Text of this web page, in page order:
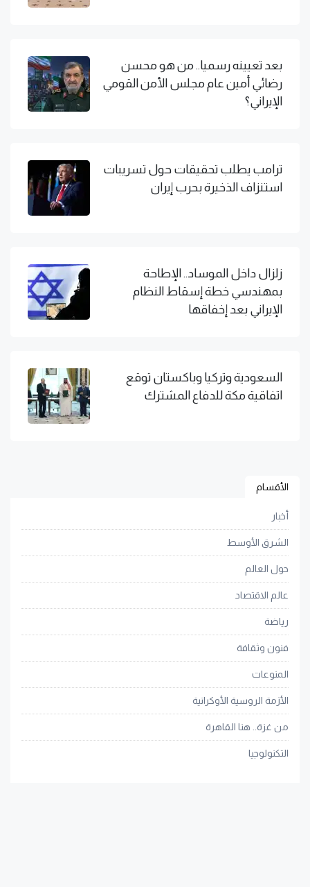
بعد تعيينه رسميا.. من هو محسن
رضائي أمين عام مجلس الأمن القومي
الإيراني؟
ترامب يطلب تحقيقات حول تسريبات
استنزاف الذخيرة بحرب إيران
زلزال داخل الموساد.. الإطاحة
بمهندسي خطة إسقاط النظام
الإيراني بعد إخفاقها
السعودية وتركيا وباكستان توقع
اتفاقية مكة للدفاع المشترك
الأقسام
أخبار
الشرق الأوسط
حول العالم
عالم الاقتصاد
رياضة
فنون وثقافة
المنوعات
الأزمة الروسية الأوكرانية
من غزة.. هنا القاهرة
التكنولوجيا